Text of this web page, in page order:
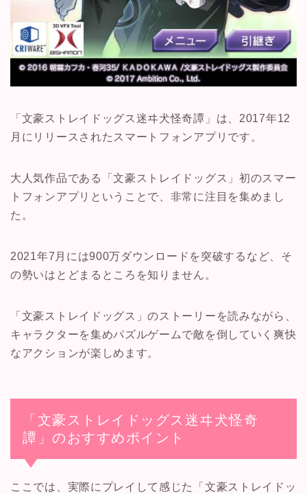
「文豪ストレイドッグス迷ヰ犬怪奇譚」は、2017年12
月にリリースされたスマートフォンアプリです。
大人気作品である「文豪ストレイドッグス」初のスマー
トフォンアプリということで、非常に注目を集めまし
た。
2021年7月には900万ダウンロードを突破するなど、そ
の勢いはとどまるところを知りません。
「文豪ストレイドッグス」のストーリーを読みながら、
キャラクターを集めパズルゲームで敵を倒していく爽快
なアクションが楽しめます。
「文豪ストレイドッグス迷ヰ犬怪奇
譚」のおすすめポイント
ここでは、実際にプレイして感じた「文豪ストレイドッ